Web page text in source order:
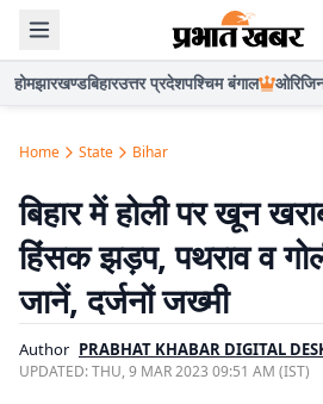
होमझारखण्डबिहारउत्तर प्रदेशपश्चिम बंगाल
Home State Bihar
बिहार में होली पर खून
हिंसक झड़प, पथराव व
जानें, दर्जनों जख्मी
Author PRABHAT KHABAR DIGITAL
UPDATED:THU, 9 MAR 2023 09:51 AM (IST)